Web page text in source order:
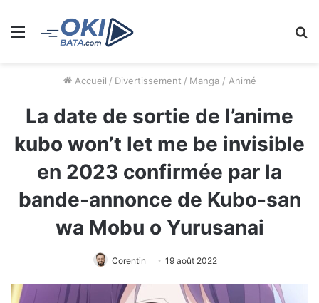
Menu
Accueil / Divertissement / Manga / Animé
La date de sortie de l’anime
kubo won’t let me be invisible
en 2023 confirmée par la
bande-annonce de Kubo-san
wa Mobu o Yurusanai
Corentin 19 août 2022